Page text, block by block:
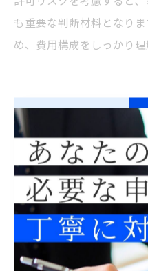
も重要な判断材料となり
め、費用構成をしっかり理
コスト重視なら
検討
ビザ申請費用を複数
ビザ申請費用を東京都で比
請」と「専門家（行政書
ターンを押さえることが